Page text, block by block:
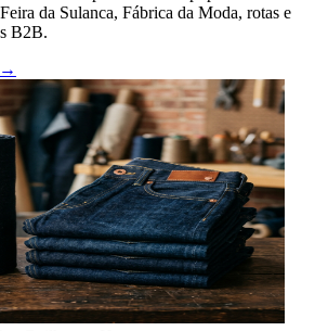
da Sulanca, Fábrica da Moda, rotas e
B2B.
→